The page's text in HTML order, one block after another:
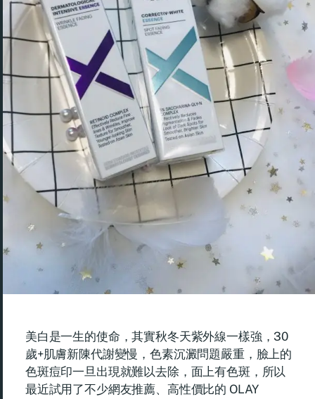
美白是一生的使命，其實秋冬天紫外線一樣強，30
歲+肌膚新陳代謝變慢，色素沉澱問題嚴重，臉上的
色斑痘印一旦出現就難以去除，面上有色斑，所以
最近試用了不少網友推薦、高性價比的 OLAY